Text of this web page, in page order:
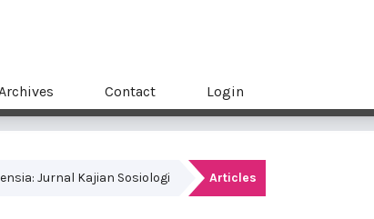
Contact Login
Jurnal Kajian Sosiologi Articles